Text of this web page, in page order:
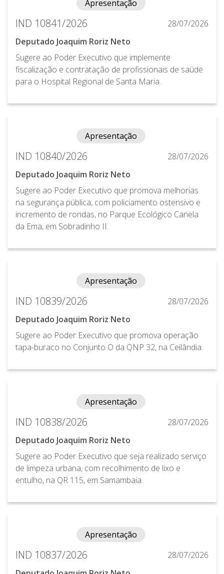
Apresentação
IND 10841/2026
28/07/2026
Deputado Joaquim Roriz Neto
Sugere ao Poder Executivo que implemente
fiscalização e contratação de profissionais de saúde
para o Hospital Regional de Santa Maria.
Apresentação
IND 10840/2026
28/07/2026
Deputado Joaquim Roriz Neto
Sugere ao Poder Executivo que promova melhorias
na segurança pública, com policiamento ostensivo e
incremento de rondas, no Parque Ecológico Canela
da Ema, em Sobradinho II.
Apresentação
IND 10839/2026
28/07/2026
Deputado Joaquim Roriz Neto
Sugere ao Poder Executivo que promova operação
tapa-buraco no Conjunto O da QNP 32, na Ceilândia.
Apresentação
IND 10838/2026
28/07/2026
Deputado Joaquim Roriz Neto
Sugere ao Poder Executivo que seja realizado serviço
de limpeza urbana, com recolhimento de lixo e
entulho, na QR 115, em Samambaia.
Apresentação
IND 10837/2026
28/07/2026